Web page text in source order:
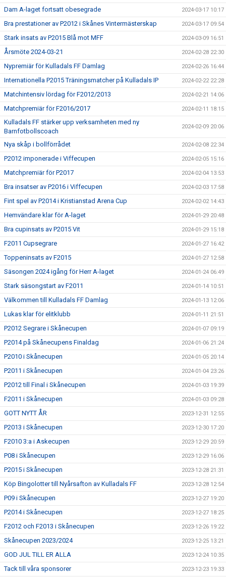
Dam A-laget fortsatt obesegrade 2024-03-17 10:17
Bra prestationer av P2012 i Skånes Vintermästerskap 2024-03-17 09:54
Stark insats av P2015 Blå mot MFF 2024-03-09 16:51
Årsmöte 2024-03-21 2024-02-28 22:30
Nypremiär för Kulladals FF Damlag 2024-02-26 16:44
Internationella P2015 Träningsmatcher på Kulladals IP 2024-02-22 22:28
Matchintensiv lördag för F2012/2013 2024-02-21 14:06
Matchpremiär för F2016/2017 2024-02-11 18:15
Kulladals FF stärker upp verksamheten med ny
Barnfotbollscoach
2024-02-09 20:06
Nya skåp i bollförrådet 2024-02-08 22:34
P2012 imponerade i Viffecupen 2024-02-05 15:16
Matchpremiär för P2017 2024-02-04 13:53
Bra insatser av P2016 i Viffecupen 2024-02-03 17:58
Fint spel av P2014 i Kristianstad Arena Cup 2024-02-02 14:43
Hemvändare klar för A-laget 2024-01-29 20:48
Bra cupinsats av P2015 Vit 2024-01-29 15:18
F2011 Cupsegrare 2024-01-27 16:42
Toppeninsats av F2015 2024-01-27 12:58
Säsongen 2024 igång för Herr A-laget 2024-01-24 06:49
Stark säsongstart av F2011 2024-01-14 10:51
Välkommen till Kulladals FF Damlag 2024-01-13 12:06
Lukas klar för elitklubb 2024-01-11 21:51
P2012 Segrare i Skånecupen 2024-01-07 09:19
P2014 på Skånecupens Finaldag 2024-01-06 21:24
P2010 i Skånecupen 2024-01-05 20:14
P2011 i Skånecupen 2024-01-04 23:26
P2012 till Final i Skånecupen 2024-01-03 19:39
F2011 i Skånecupen 2024-01-03 09:28
GOTT NYTT ÅR 2023-12-31 12:55
P2013 i Skånecupen 2023-12-30 17:20
F2010 3:a i Askecupen 2023-12-29 20:59
P08 i Skånecupen 2023-12-29 16:06
P2015 i Skånecupen 2023-12-28 21:31
Köp Bingolotter till Nyårsafton av Kulladals FF 2023-12-28 12:54
P09 i Skånecupen 2023-12-27 19:20
P2014 i Skånecupen 2023-12-27 18:25
F2012 och F2013 i Skånecupen 2023-12-26 19:22
Skånecupen 2023/2024 2023-12-25 13:21
GOD JUL TILL ER ALLA 2023-12-24 10:35
Tack till våra sponsorer 2023-12-23 19:33